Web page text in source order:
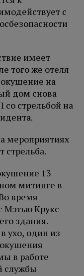
с
имеет
того же отеля
на
дом снова
со стрельбой на
мероприятиях
стрельба.
13
митинге в
время
Мэтью Крукс
здания.
ухо, один из
в работе
службы